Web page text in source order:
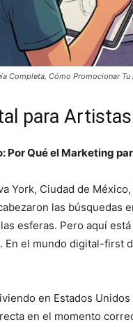
Completa, Cómo Promocionar Tu
para
Por Qué el Marketing
York, Ciudad de
las búsquedas
esferas. Pero aquí
En el mundo digital-first
en Estados
en el momento